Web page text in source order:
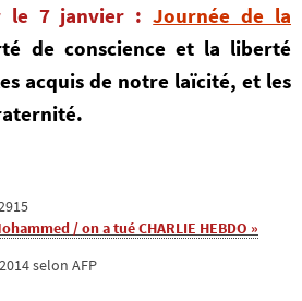
le 7 janvier : Journée de la
de conscience et la liberté
acquis de notre laïcité, et les
/ on a tué CHARLIE HEBDO »
selon AFP